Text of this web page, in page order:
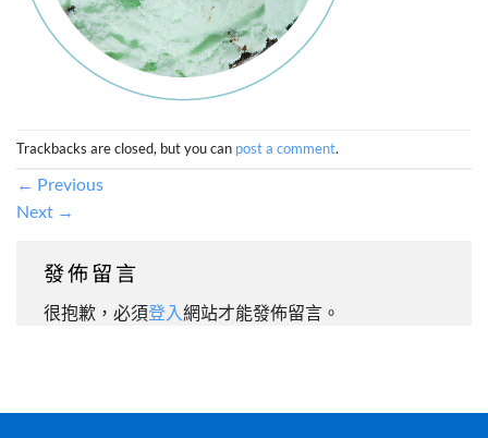
Trackbacks are closed, but you can post a comment.
← Previous
Next →
發佈留言
很抱歉，必須登入 網站才能發佈留言。